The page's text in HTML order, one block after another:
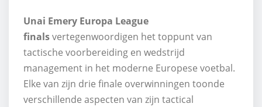
Unai Emery Europa League
finalsvertegenwoordigen het toppunt van
tactische voorbereiding en wedstrijd
management in het moderne Europese voetbal.
Elke van zijn drie finale overwinningen toonde
verschillende aspecten van zijn tactical